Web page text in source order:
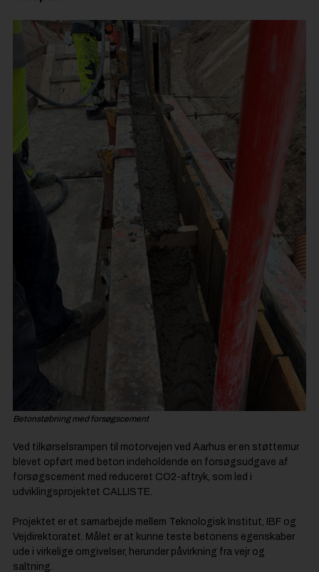
Betonstøbning med forsøgscement
Ved tilkørselsrampen til motorvejen ved Aarhus er en støttemur
blevet opført med beton indeholdende en forsøgsudgave af
forsøgscement med reduceret CO2-aftryk, som led i
udviklingsprojektet CALLISTE.
Projektet er et samarbejde mellem Teknologisk Institut, IBF og
Vejdirektoratet. Målet er at kunne teste betonens egenskaber
ude i virkelige omgivelser, herunder påvirkning fra vejr og
saltning.